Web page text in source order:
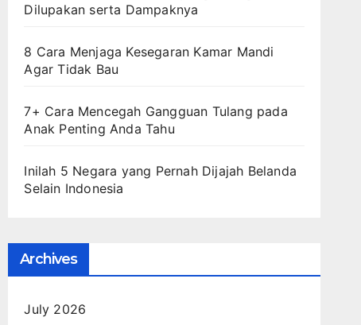
Dilupakan serta Dampaknya
8 Cara Menjaga Kesegaran Kamar Mandi
Agar Tidak Bau
7+ Cara Mencegah Gangguan Tulang pada
Anak Penting Anda Tahu
Inilah 5 Negara yang Pernah Dijajah Belanda
Selain Indonesia
Archives
July 2026